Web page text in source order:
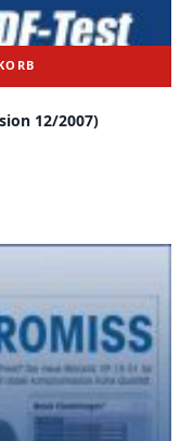
12/2007)